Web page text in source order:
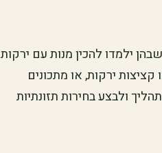
ילמדו להכין מנות עם ירקות
ירקות, או מתכונים
ולבצע בחירות תזונתיות